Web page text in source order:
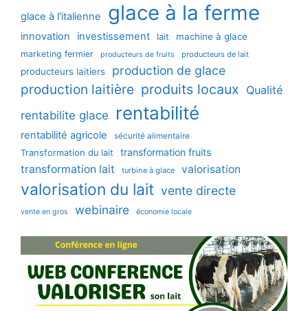
glace à l'italienne glace à la ferme
innovation investissement lait machine à glace
marketing fermier producteurs de fruits producteurs de lait
producteurs laitiers production de glace
production laitière produits locaux Qualité
rentabilite glace
rentabilité
rentabilité agricole sécurité alimentaire
Transformation du lait transformation fruits
transformation lait turbine à glace valorisation
valorisation du lait vente directe
vente en gros webinaire économie locale